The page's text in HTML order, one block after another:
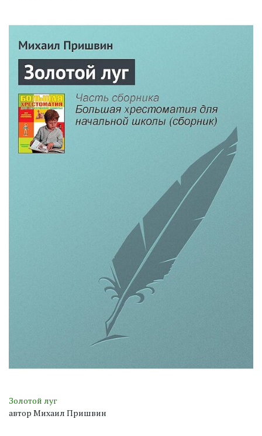
Золотой луг
автор Михаил Пришвин